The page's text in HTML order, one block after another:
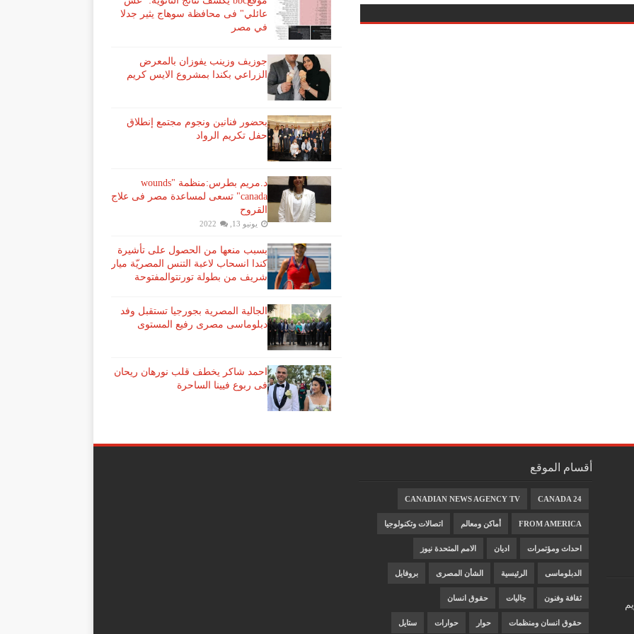
عائلي" فى محافظة سوهاج يثير جدلا
في مصر
جوزيف وزينب يفوزان بالمعرض
الزراعي بكندا بمشروع الايس كريم
بحضور فنانين ونجوم مجتمع إنطلاق
حفل تكريم الرواد
د.مريم بطرس:منظمة "wounds
canada" تسعى لمساعدة مصر فى علاج
القروح
يونيو 13, 2022
بسبب منعها من الحصول على تأشيرة
كندا انسحاب لاعبة ​التنس​ المصريّة ​ميار
شريف​ من بطولة ​تورنتو​المفتوحة
الجالية المصرية بجورجيا تستقبل وفد
دبلوماسى مصرى رفيع المستوى
احمد شاكر يخطف قلب نورهان ريحان
فى ربوع فيينا الساحرة
أقسام الموقع
CANADA 24
CANADIAN NEWS AGENCY TV
FROM AMERICA أماكن ومعالم اتصالات وتكنولوجيا
احداث ومؤتمرات اديان الامم المتحدة نيوز
الدبلوماسى الرئيسية الشأن المصرى بروفايل
ثقافة وفنون جاليات حقوق انسان
حقوق انسان ومنظمات حوار حوارات ستايل